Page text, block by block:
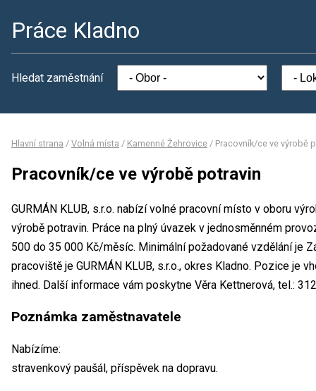
Práce Kladno
Hledat zaměstnání
Hlavní strana / Volná místa / Kamenné Žehrovice / Pracovník/ce ve výrobě
Pracovník/ce ve výrobě potravin
GURMÁN KLUB, s.r.o. nabízí volné pracovní místo v oboru
výrobě potravin. Práce na plný úvazek v jednosměnném
500 do 35 000 Kč/měsíc. Minimální požadované vzdělání je
pracoviště je GURMÁN KLUB, s.r.o., okres Kladno. Pozice je
ihned. Další informace vám poskytne Věra Kettnerová, tel.:
Poznámka zaměstnavatele
Nabízíme:
stravenkový paušál, příspěvek na dopravu.